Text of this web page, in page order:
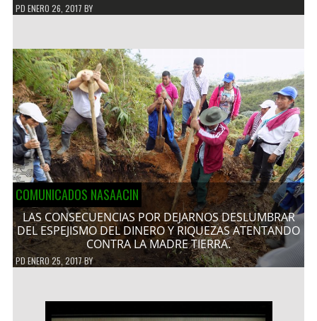
PD ENERO 26, 2017 BY
COMUNICADOS NASAACIN
LAS CONSECUENCIAS POR DEJARNOS DESLUMBRAR
DEL ESPEJISMO DEL DINERO Y RIQUEZAS ATENTANDO
CONTRA LA MADRE TIERRA.
PDENERO 25, 2017BY